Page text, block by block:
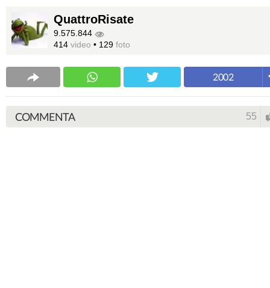
QuattroRisate
9.575.844
414 video • 129 foto
2002
COMMENTA 55